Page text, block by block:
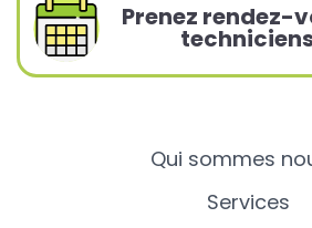
Prenez rendez-
Qui sommes
Services